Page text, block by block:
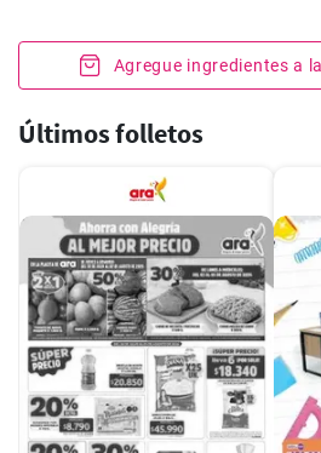
Agregue ingredientes a
Últimos folletos